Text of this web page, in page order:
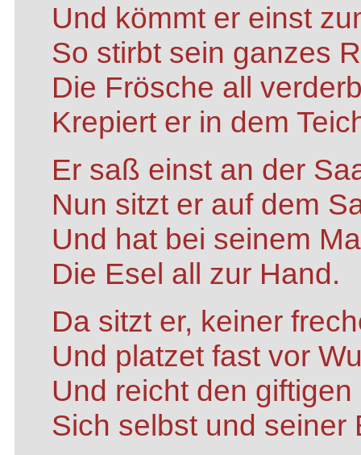
Und kömmt er einst
So stirbt sein ganzes
Die Frösche all
Krepiert er in dem
Er saß einst an der
Nun sitzt er auf dem
Und hat bei seinem
Die Esel all zur Hand.
Da sitzt er, keiner
Und platzet fast vor
Und reicht den
Sich selbst und seiner